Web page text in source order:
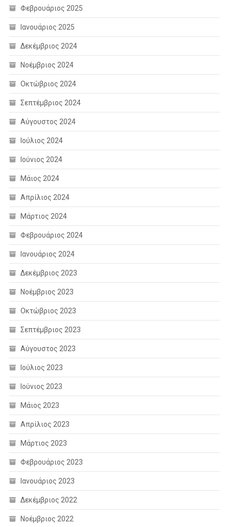
Φεβρουάριος 2025
Ιανουάριος 2025
Δεκέμβριος 2024
Νοέμβριος 2024
Οκτώβριος 2024
Σεπτέμβριος 2024
Αύγουστος 2024
Ιούλιος 2024
Ιούνιος 2024
Μάιος 2024
Απρίλιος 2024
Μάρτιος 2024
Φεβρουάριος 2024
Ιανουάριος 2024
Δεκέμβριος 2023
Νοέμβριος 2023
Οκτώβριος 2023
Σεπτέμβριος 2023
Αύγουστος 2023
Ιούλιος 2023
Ιούνιος 2023
Μάιος 2023
Απρίλιος 2023
Μάρτιος 2023
Φεβρουάριος 2023
Ιανουάριος 2023
Δεκέμβριος 2022
Νοέμβριος 2022